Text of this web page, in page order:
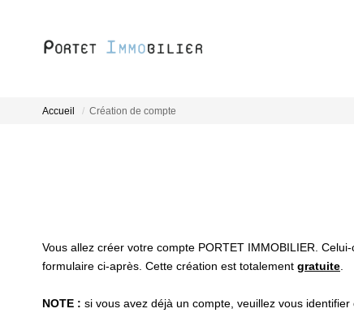
Accueil Création de compte
Vous allez créer votre compte PORTET IMMOBILIER.
formulaire ci-après. Cette création est totalement gratuite
NOTE : si vous avez déjà un compte, veuillez vous identifier